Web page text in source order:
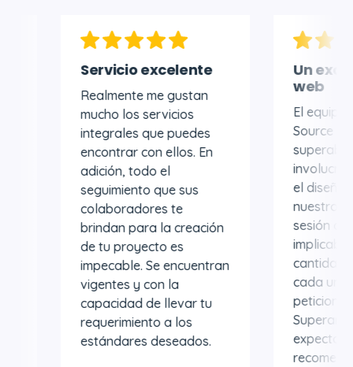
Servicio excelente
Realmente me gustan
mucho los servicios
integrales que puedes
encontrar con ellos. En
adición, todo el
seguimiento que sus
colaboradores te
brindan para la creación
de tu proyecto es
impecable. Se encuentran
vigentes y con la
capacidad de llevar tu
requerimiento a los
estándares deseados.
Un excelente
El equipo de
Source se mostró
superabierto
involucrarse de
el diseño y
nuestro sitio
sesión agendada
implicaba una
cantidad de
cada una de
peticiones fue
Superaron
expectativas;
recomendables.